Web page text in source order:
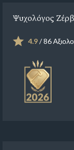
Ψυχολόγος
4.9/ 86